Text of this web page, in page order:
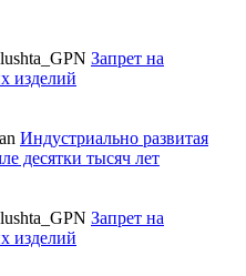
Запрет на
изделий
Индустриально развитая
десятки тысяч лет
Запрет на
изделий